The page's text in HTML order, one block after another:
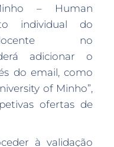
– Human
individual do
docente no
adicionar o
do email, como
of Minho”,
ofertas de
à validação